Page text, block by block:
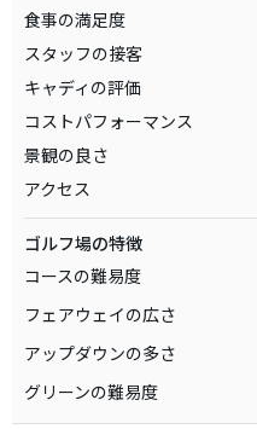
食事の満足度
スタッフの接客
キャディの評価
コストパフォーマンス
景観の良さ
アクセス
ゴルフ場の特徴
コースの難易度
フェアウェイの広さ
アップダウンの多さ
グリーンの難易度